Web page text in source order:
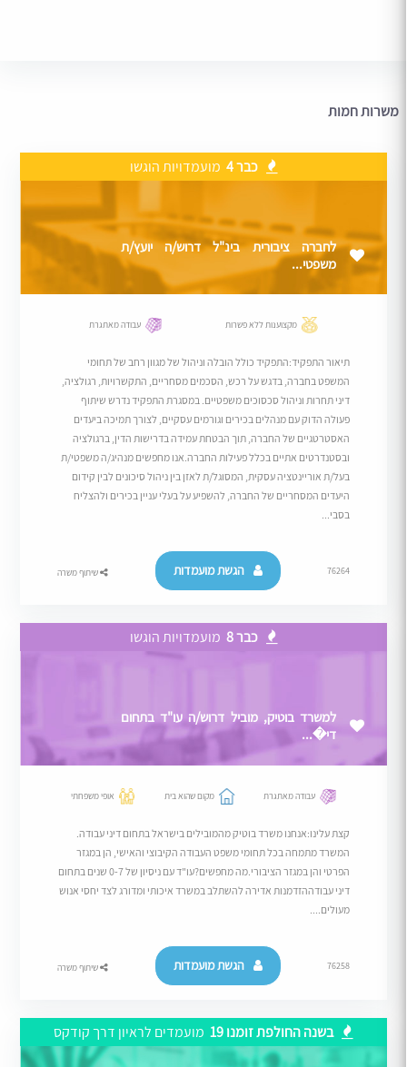
משרות חמות
כבר 4 מועמדויות הוגשו
לחברה ציבורית בינ"ל דרוש/ה יועץ/ת
משפטי...
מקצוענות ללא פשרות עבודה מאתגרת
תיאור התפקיד:התפקיד כולל הובלה וניהול של מגוון רחב של תחומי
המשפט בחברה, בדגש על רכש, הסכמים מסחריים, התקשרויות, רגולציה,
דיני תחרות וניהול סכסוכים משפטיים. במסגרת התפקיד נדרש שיתוף
פעולה הדוק עם מנהלים בכירים וגורמים עסקיים, לצורך תמיכה ביעדים
האסטרטגיים של החברה, תוך הבטחת עמידה בדרישות הדין, ברגולציה
ובסטנדרטים אתיים בכלל פעילות החברה.אנו מחפשים מנהיג/ה משפטי/ת
בעל/ת אוריינטציה עסקית, המסוגל/ת לאזן בין ניהול סיכונים לבין קידום
היעדים המסחריים של החברה, להשפיע על בעלי עניין בכירים ולהצליח
בסבי...
76264 הגשת מועמדות שיתוף משרה
כבר 8 מועמדויות הוגשו
למשרד בוטיק, מוביל דרוש/ה עו"ד בתחום
די�...
עבודה מאתגרת מקום שהוא בית אופי משפחתי
קצת עלינו:אנחנו משרד בוטיק מהמובילים בישראל בתחום דיני עבודה.
המשרד מתמחה בכל תחומי משפט העבודה הקיבוצי והאישי, הן במגזר
הפרטי והן במגזר הציבורי.מה מחפשים?עו"ד עם ניסיון של 0-7 שנים בתחום
דיני עבודההזדמנות אדירה להשתלב במשרד איכותי ומדורג לצד יחסי אנוש
מעולים....
76258 הגשת מועמדות שיתוף משרה
בשנה החולפת זומנו 19 מועמדים לראיון דרך קודקס